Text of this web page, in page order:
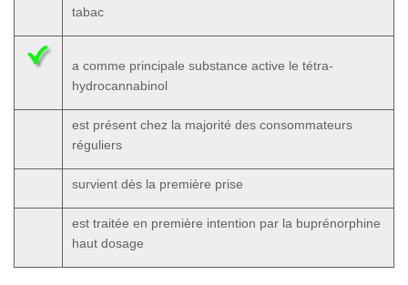
tabac
a comme principale substance active le tétra-
hydrocannabinol
est présent chez la majorité des consommateurs
réguliers
survient dès la première prise
est traitée en première intention par la buprénorphine
haut dosage